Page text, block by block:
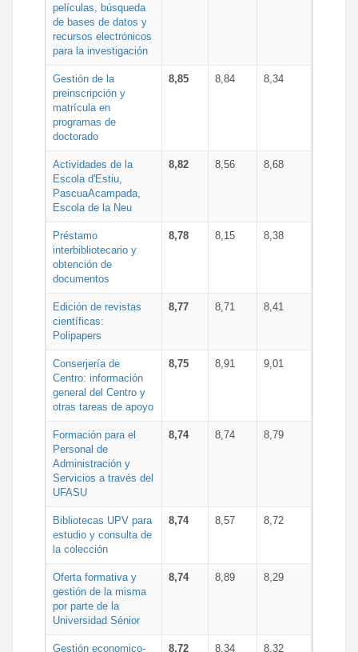
películas, búsqueda
de bases de datos y
recursos electrónicos
para la investigación
Gestión de la
preinscripción y
matrícula en
programas de
doctorado
8,85 8,84 8,34
Actividades de la
Escola d'Estiu,
PascuaAcampada,
Escola de la Neu
8,82 8,56 8,68
Préstamo
interbibliotecario y
obtención de
documentos
8,78 8,15 8,38
Edición de revistas
científicas:
Polipapers
8,77 8,71 8,41
Conserjería de
Centro: información
general del Centro y
otras tareas de apoyo
8,75 8,91 9,01
Formación para el
Personal de
Administración y
Servicios a través del
UFASU
8,74 8,74 8,79
Bibliotecas UPV para
estudio y consulta de
la colección
8,74 8,57 8,72
Oferta formativa y
gestión de la misma
por parte de la
Universidad Sénior
8,74 8,89 8,29
Gestión economico- 8,72 8,34 8,32